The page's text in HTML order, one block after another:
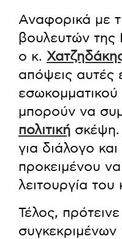
Αναφορικά με
βουλευτών της
ο κ.
απόψεις αυτές
εσωκομματικού
μπορούν να
πολιτική σκέψη.
για διάλογο
προκειμένου
λειτουργία του
Τέλος,
συγκεκριμένων